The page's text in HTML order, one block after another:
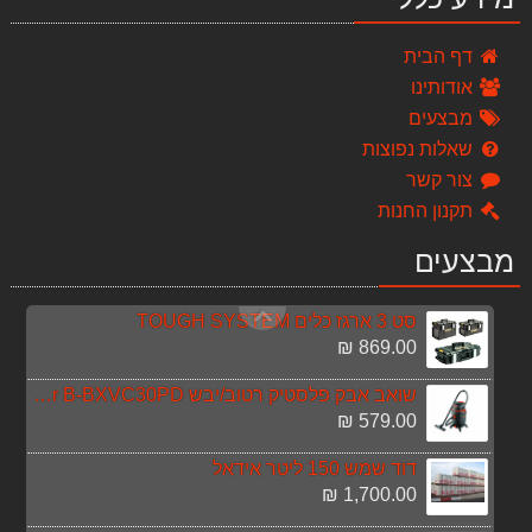
דף הבית
אודותינו
מבצעים
שאלות נפוצות
צור קשר
תקנון החנות
מבצעים
מערבל צבע דגם MIX 1600B מוט 1 T13004
448.00 ₪
כספת מיני YALE VALUE 90100808
169.00 ₪
סט 3 כלים 18V נטענים DEWALT
599.00 ₪
סט 3 ארגז כלים TOUGH SYSTEM
869.00 ₪
שואב אבק פלסטיק רטוב/יבש Black & Decker B-BXVC30PD
579.00 ₪
דוד שמש 150 ליטר אידאל
1,700.00 ₪